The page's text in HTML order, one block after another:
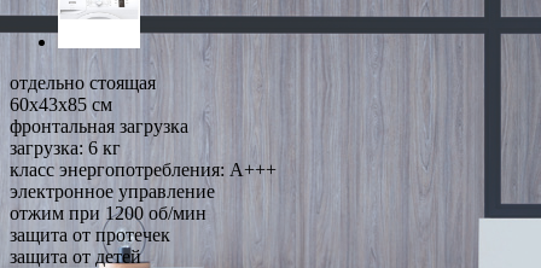
отдельно стоящая
60x43x85 см
фронтальная загрузка
загрузка: 6 кг
класс энергопотребления: A+++
электронное управление
отжим при 1200 об/мин
защита от протечек
защита от детей